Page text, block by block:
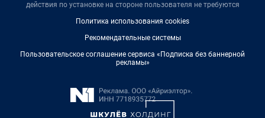
действия по установке на стороне пользователя не требуются
Политика использования cookies
Рекомендательные системы
Пользовательское соглашение сервиса «Подписка без баннерной
рекламы»